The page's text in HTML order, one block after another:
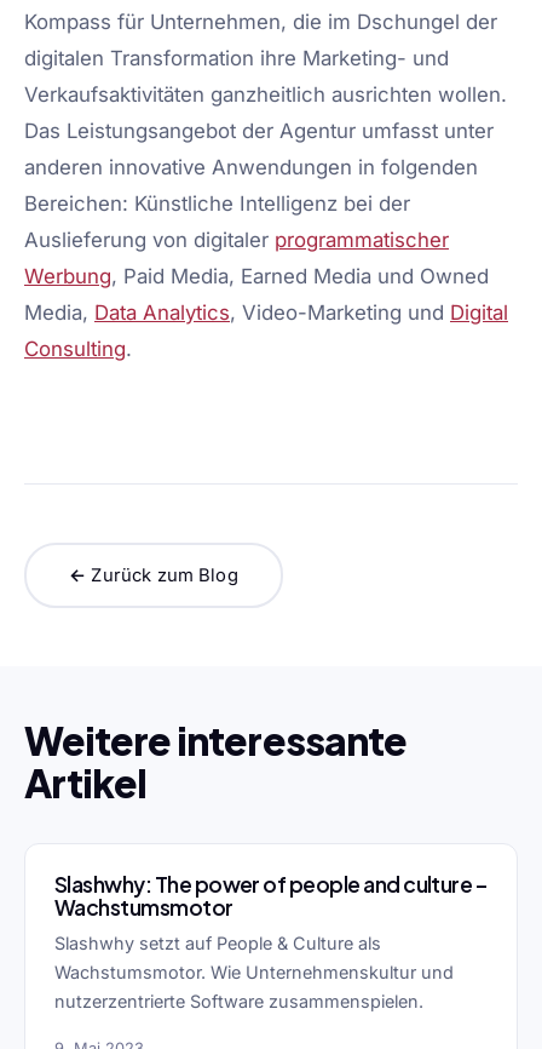
Kompass für Unternehmen, die im Dschungel der
digitalen Transformation ihre Marketing- und
Verkaufsaktivitäten ganzheitlich ausrichten wollen.
Das Leistungsangebot der Agentur umfasst unter
anderen innovative Anwendungen in folgenden
Bereichen: Künstliche Intelligenz bei der
Auslieferung von digitaler programmatischer
Werbung, Paid Media, Earned Media und Owned
Media, Data Analytics, Video-Marketing und Digital
Consulting.
← Zurück zum Blog
Weitere interessante
Artikel
Slashwhy: The power of people and culture –
Wachstumsmotor
Slashwhy setzt auf People & Culture als
Wachstumsmotor. Wie Unternehmenskultur und
nutzerzentrierte Software zusammenspielen.